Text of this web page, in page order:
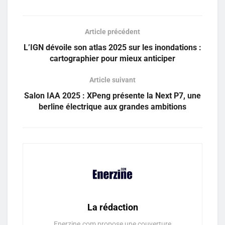
Article précédent
L’IGN dévoile son atlas 2025 sur les inondations :
cartographier pour mieux anticiper
Article suivant
Salon IAA 2025 : XPeng présente la Next P7, une
berline électrique aux grandes ambitions
La rédaction